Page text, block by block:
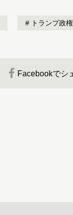
トランプ政権
Facebookでシ